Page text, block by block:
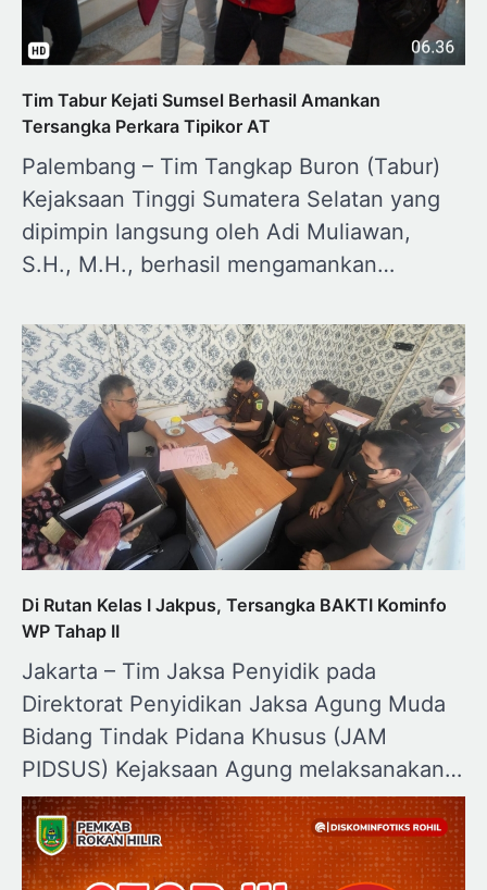
Tim Tabur Kejati Sumsel Berhasil Amankan
Tersangka Perkara Tipikor AT
Palembang – Tim Tangkap Buron (Tabur)
Kejaksaan Tinggi Sumatera Selatan yang
dipimpin langsung oleh Adi Muliawan,
S.H., M.H., berhasil mengamankan…
Di Rutan Kelas I Jakpus, Tersangka BAKTI Kominfo
WP Tahap II
Jakarta – Tim Jaksa Penyidik pada
Direktorat Penyidikan Jaksa Agung Muda
Bidang Tindak Pidana Khusus (JAM
PIDSUS) Kejaksaan Agung melaksanakan…